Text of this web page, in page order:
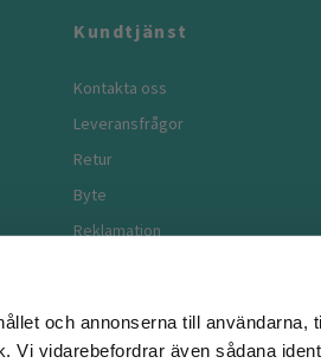
och annonserna till användarna,
Vi vidarebefordrar även sådana
Kundtjänst
Kontakta oss
Leveransfrågor
Retur
Byte
Reklamation